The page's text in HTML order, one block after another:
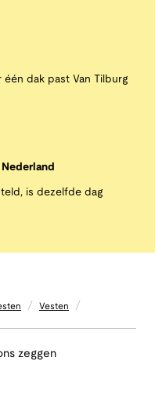
dak past Van Tilburg
is dezelfde dag
/ Vesten /
zeggen